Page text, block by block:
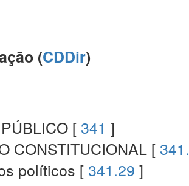
(CDDir)
[ 341 ]
CONSTITUCIONAL [
políticos [ 341.29 ]